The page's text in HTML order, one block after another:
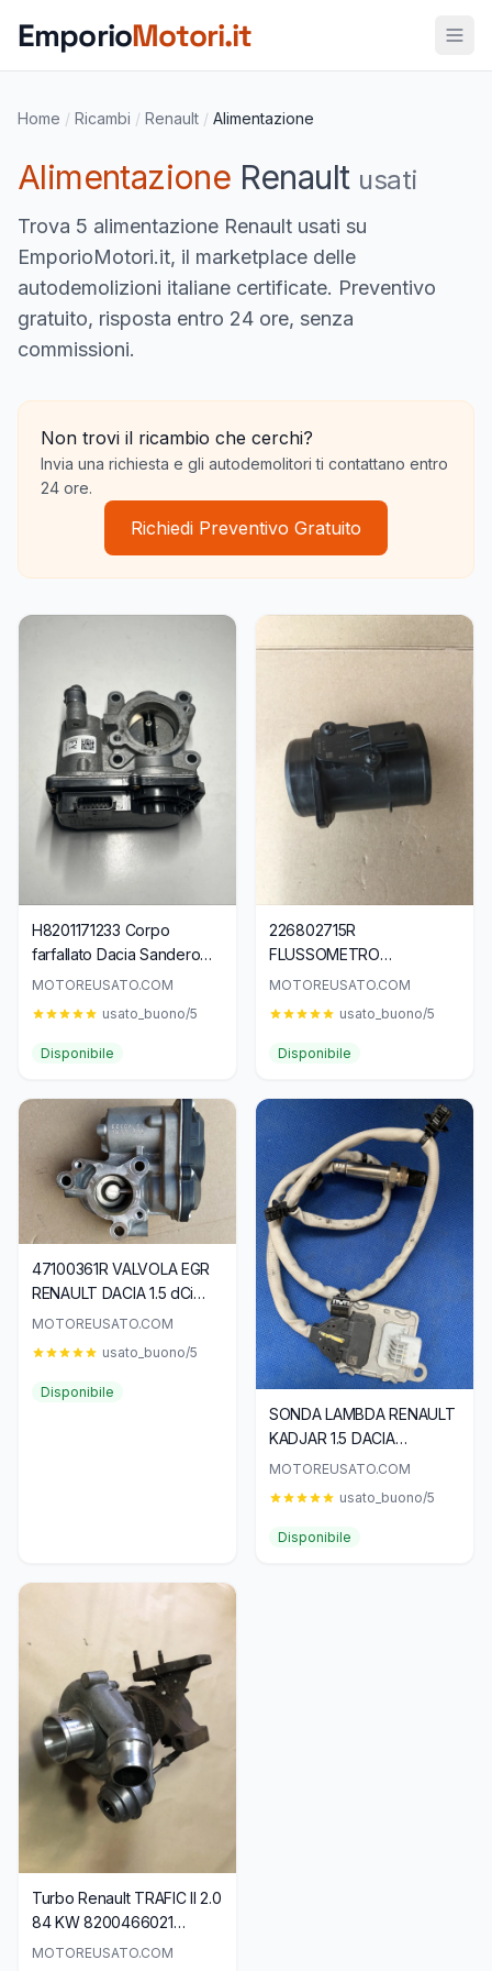
EmporioMotori.it
Home / Ricambi / Renault / Alimentazione
Alimentazione Renault usati
Trova 5 alimentazione Renault usati su
EmporioMotori.it, il marketplace delle
autodemolizioni italiane certificate. Preventivo
gratuito, risposta entro 24 ore, senza
commissioni.
Non trovi il ricambio che cerchi?
Invia una richiesta e gli autodemolitori ti contattano entro
24 ore.
Richiedi Preventivo Gratuito
H8201171233 Corpo
farfallato Dacia Sandero
Renault 161206038R
MOTOREUSATO.COM
usato_buono/5
Disponibile
226802715R
FLUSSOMETRO
DEBIMETRO RENAULT
MOTOREUSATO.COM
usato_buono/5
Disponibile
47100361R VALVOLA EGR
RENAULT DACIA 1.5 dCi
HU150100-0461
MOTOREUSATO.COM
usato_buono/5
Disponibile
SONDA LAMBDA RENAULT
KADJAR 1.5 DACIA
SANDERO 1.5
MOTOREUSATO.COM
usato_buono/5
Disponibile
Turbo Renault TRAFIC II 2.0
84 KW 8200466021
Garrett
MOTOREUSATO.COM